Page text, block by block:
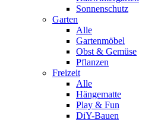
Sonnenschutz
Garten
Alle
Gartenmöbel
Obst & Gemüse
Pflanzen
Freizeit
Alle
Hängematte
Play & Fun
DiY-Bauen